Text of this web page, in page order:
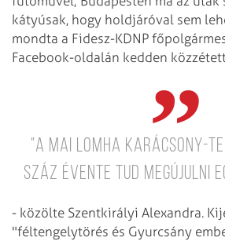
kátyúsak, hogy holdjáróval sem
mondta a Fidesz-KDNP
Facebook-oldalán kedden
"A mai lomha Karácsony-
száz évente tud megújulni
- közölte Szentkirályi Alexandra.
"féltengelytörés és Gyurcsány